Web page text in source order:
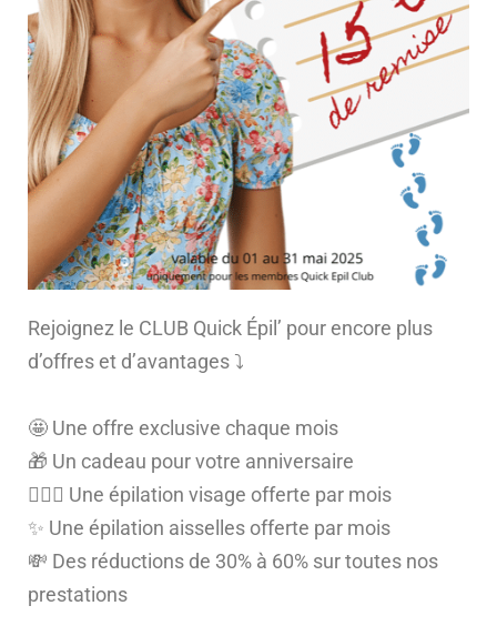
Rejoignez le CLUB Quick Épil’ pour encore plus
d’offres et d’avantages ⤵️
🤩 Une offre exclusive chaque mois
🎁 Un cadeau pour votre anniversaire
💆🏻‍♀️ Une épilation visage offerte par mois
✨ Une épilation aisselles offerte par mois
💸 Des réductions de 30% à 60% sur toutes nos
prestations